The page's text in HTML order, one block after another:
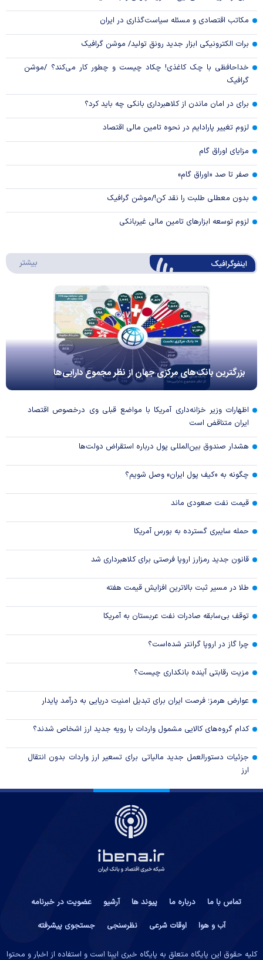
مکاتب اقتصادی و مسئله سیاست‌گذاری در ایران
برات الکترونیکی ابزار جدید رونق تولید/ موشن گرافیک
خداحافظی با چک کاغذی! چکاد چیست و چطور کار می‌کند؟ /موشن
گرافیک
برای در امان ماندن از کلاهبرداری بانکی چه باید کرد؟
لزوم تغییر پارادایم در نحوه تامین مالی اقتصاد
مزایای اوراق گام
صفر تا صد «اوراق گام»
بدون معطلی طلبت را نقد کن!/موشن گرافیک
لزوم توسعه ابزارهای تامین مالی غیربانکی
اینفوگرافیک بیشتر
بزرگترین بانک‌های مرکزی جهان از نظر مجموع دارایی‌ها
اظهارات وزیر خزانه‌داری آمریکا با مواضع قبلی وی درخصوص اقتصاد
ایران متناقض است
هشدار صندوق بین‌المللی پول درباره استقراض دولت‌ها
چگونه به «کیف پول ایران» وصل شویم؟
قیمت نفت صعودی ماند
حمله سایبری گسترده به بورس آمریکا
قانون جدید رمزارز اروپا فرصتی برای کلاهبرداری شد
طلا در مسیر ثبت بالاترین افزایش قیمت هفته
توقف بی‌سابقه صادرات نفت عربستان به آمریکا
چرا گاز در اروپا گرانتر شده‌است؟
مزیت رقابتی آینده بانکداری چیست؟
عوارض هرمز؛ فرصت ایران برای تبدیل امنیت دریایی به درآمد پایدار
کدام گروه‌های کالایی مشمول واردات با رویه جدید ارز اشخاص شدند؟
جزئیات دستورالعمل جدید مالیاتی برای تسعیر ارز واردات بدون انتقال
ارز
تماس با ما درباره ما پیوند ها آرشیو
عضویت در خبرنامه
آب و هوا
اوقات شرعی نظرسنجی جستجوی پیشرفته
کلیه حقوق این پایگاه متعلق به پایگاه خبری ایبِنا است و استفاده از اخبار و محتوا